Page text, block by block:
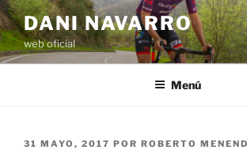
Saltar
al
contenido
DANI NAVARRO
web oficial
Menú
PUBLICADO
31 MAYO, 2017 POR ROBERTO